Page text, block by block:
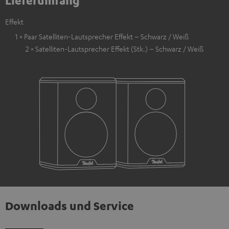
Effekt
1 × Paar Satelliten-Lautsprecher Effekt – Schwarz / Weiß
2 × Satelliten-Lautsprecher Effekt (Stk.) – Schwarz / Weiß
Downloads und Service